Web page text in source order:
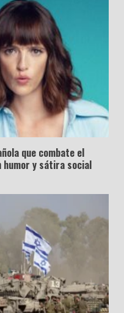
que combate el
humor y sátira social